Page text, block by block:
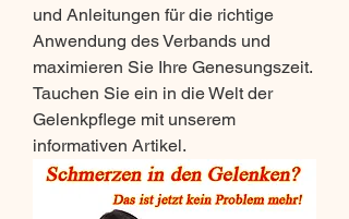
und Anleitungen für die richtige
Anwendung des Verbands und
maximieren Sie Ihre Genesungszeit.
Tauchen Sie ein in die Welt der
Gelenkpflege mit unserem
informativen Artikel.